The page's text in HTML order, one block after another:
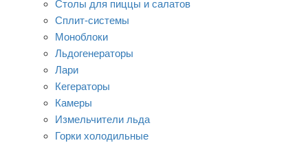
Столы для пиццы и салатов
Сплит-системы
Моноблоки
Льдогенераторы
Лари
Кегераторы
Камеры
Измельчители льда
Горки холодильные